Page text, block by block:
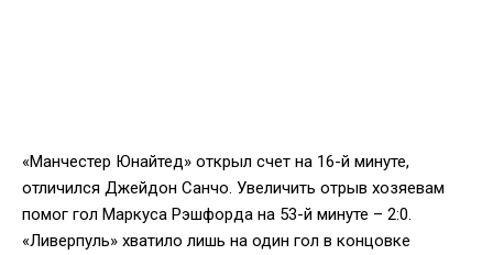
«Манчестер Юнайтед» открыл счет на 16-й минуте,
отличился Джейдон Санчо. Увеличить отрыв хозяевам
помог гол Маркуса Рэшфорда на 53-й минуте – 2:0.
«Ливерпуль» хватило лишь на один гол в концовке